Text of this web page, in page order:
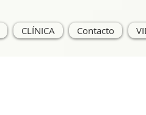
CLÍNICA Contacto